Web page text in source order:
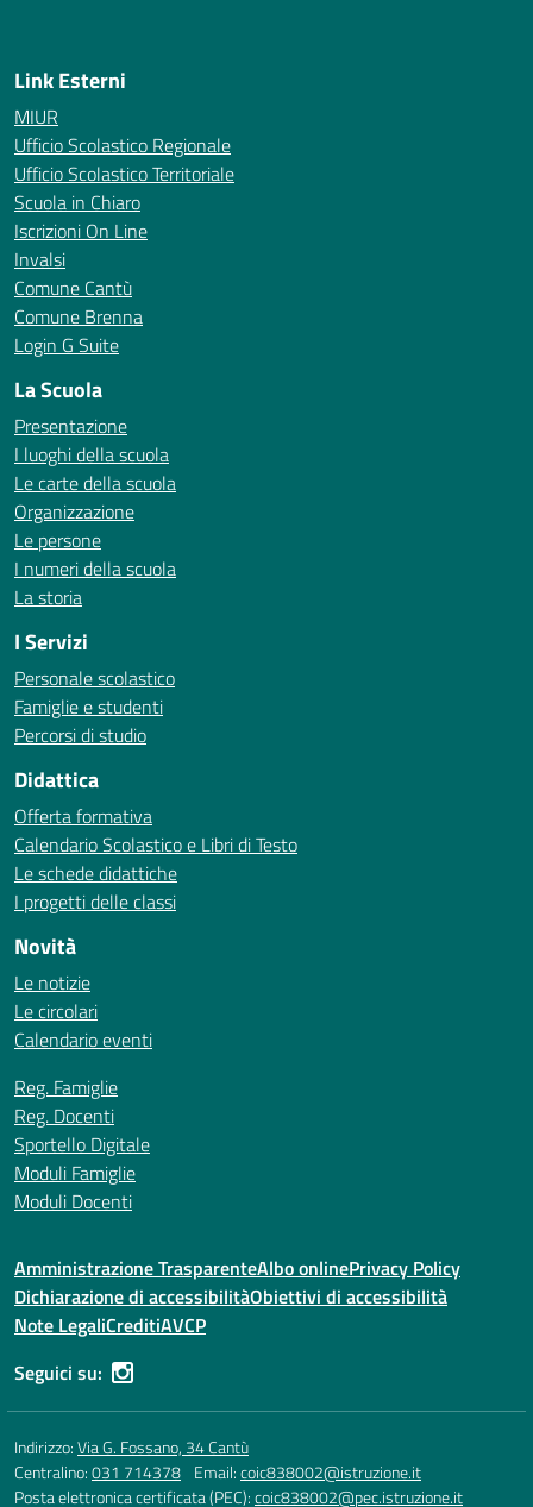
Link Esterni
MIUR
Ufficio Scolastico Regionale
Ufficio Scolastico Territoriale
Scuola in Chiaro
Iscrizioni On Line
Invalsi
Comune Cantù
Comune Brenna
Login G Suite
La Scuola
Presentazione
I luoghi della scuola
Le carte della scuola
Organizzazione
Le persone
I numeri della scuola
La storia
I Servizi
Personale scolastico
Famiglie e studenti
Percorsi di studio
Didattica
Offerta formativa
Calendario Scolastico e Libri di Testo
Le schede didattiche
I progetti delle classi
Novità
Le notizie
Le circolari
Calendario eventi
Reg. Famiglie
Reg. Docenti
Sportello Digitale
Moduli Famiglie
Moduli Docenti
Amministrazione TrasparenteAlbo onlinePrivacy Policy
Dichiarazione di accessibilitàObiettivi di accessibilità
Note LegaliCreditiAVCP
Seguici su:
Indirizzo:Via G. Fossano, 34 Cantù
Centralino:031 714378 Email:coic838002@istruzione.it
Posta elettronica certificata (PEC):coic838002@pec.istruzione.it